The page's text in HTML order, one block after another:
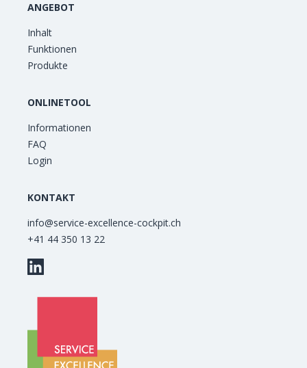
ANGEBOT
Inhalt
Funktionen
Produkte
ONLINETOOL
Informationen
FAQ
Login
KONTAKT
info@service-excellence-cockpit.ch
+41 44 350 13 22